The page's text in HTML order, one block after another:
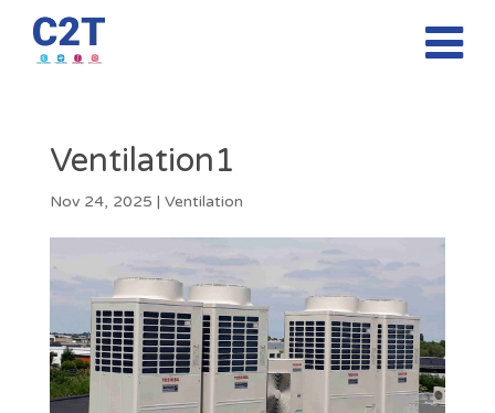
Ventilation1
Nov 24, 2025 | Ventilation